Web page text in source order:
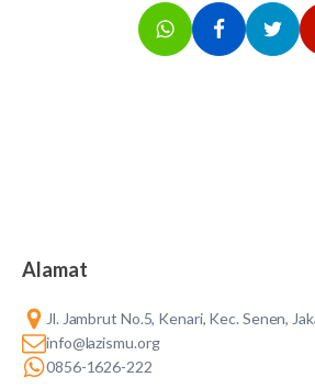
Alamat
Jl. Jambrut No.5, Kenari, Kec. Senen,
info@lazismu.org
0856-1626-222